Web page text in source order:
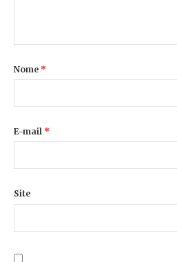
Nome *
E-mail *
Site